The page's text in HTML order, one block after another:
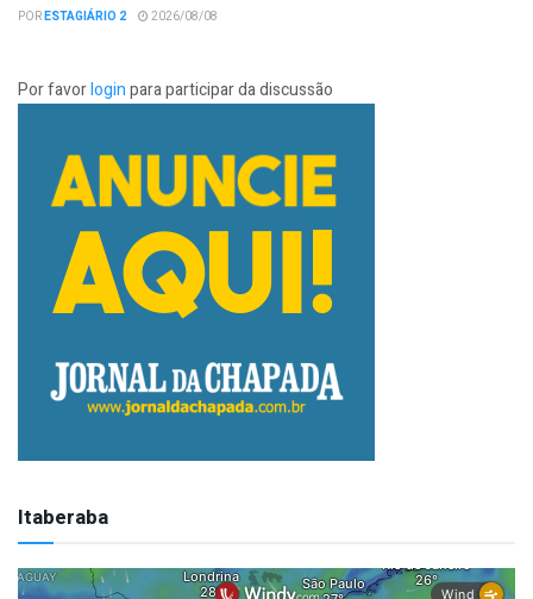
PORESTAGIÁRIO 2 2026/08/08
Por favorloginpara participar da discussão
Itaberaba